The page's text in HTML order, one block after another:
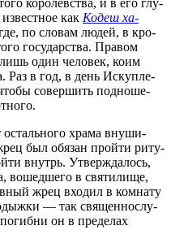
как Кодеш ха-
по сло­вам людей, в кро­
госу­дар­ства. Пра­вом
один чело­век, коим
Раз в год, в день Искуп­ле­
совер­шить под­но­ше­
осталь­но­го хра­ма вну­ши­
был обя­зан прой­ти риту­
внутрь. Утвер­жда­лось,
вошед­ше­го в свя­ти­ли­ще,
жрец вхо­дил в ком­на­ту
— так свя­щен­но­слу­
он в пре­де­лах